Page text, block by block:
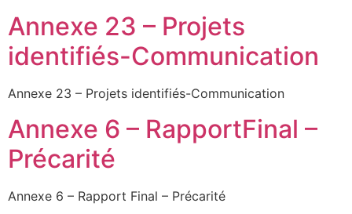
Annexe 23 – Projets
identifiés-Communication
Annexe 23 – Projets identifiés-Communication
Annexe 6 – RapportFinal –
Précarité
Annexe 6 – Rapport Final – Précarité